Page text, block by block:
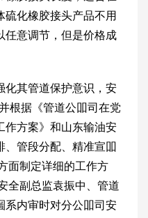
化橡胶接头产品不用
任意调节，但是价格成
化其管道保护意识，安
根据《管道公吅司在党
作方案》和山东输油安
管段分配、精准宣吅
面制定详细的工作方
全副总监袁振中、管道
系内审时对分公吅司安